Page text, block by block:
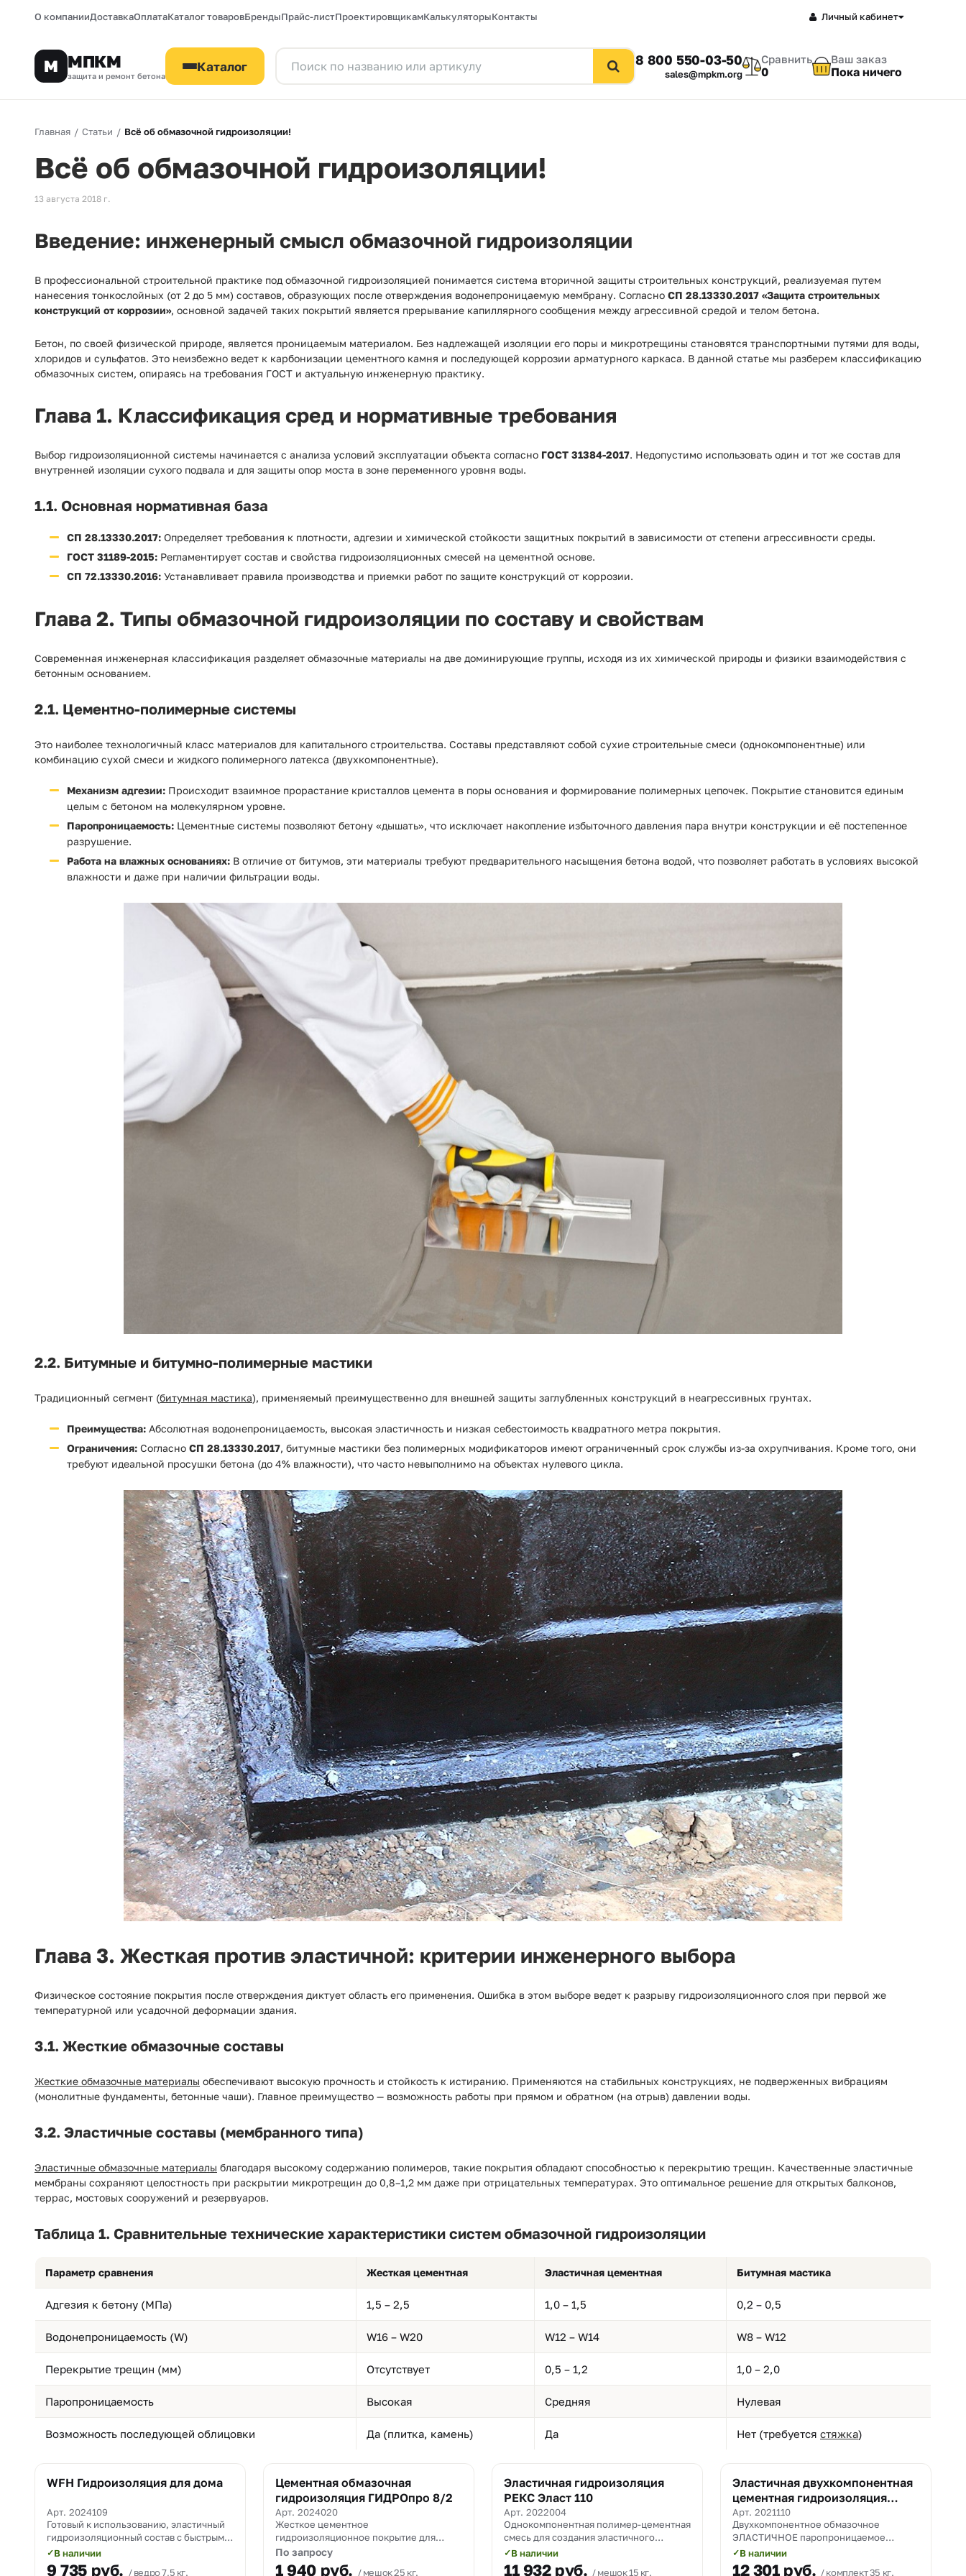
О компанииДоставкаОплатаКаталог товаровБрендыПрайс-листПроектировщикамКалькуляторыКонтакты Личный кабинет
М МПКМ
защита и ремонт бетона
Каталог 8 800 550-03-50
sales@mpkm.org
Сравнить
0
Ваш заказ
Пока ничего
Главная / Статьи / Всё об обмазочной гидроизоляции!
Всё об обмазочной гидроизоляции!
13 августа 2018 г.
Введение: инженерный смысл обмазочной гидроизоляции
В профессиональной строительной практике под обмазочной гидроизоляцией понимается система вторичной защиты строительных конструкций, реализуемая путем
нанесения тонкослойных (от 2 до 5 мм) составов, образующих после отверждения водонепроницаемую мембрану. Согласно СП 28.13330.2017 «Защита строительных
конструкций от коррозии», основной задачей таких покрытий является прерывание капиллярного сообщения между агрессивной средой и телом бетона.
Бетон, по своей физической природе, является проницаемым материалом. Без надлежащей изоляции его поры и микротрещины становятся транспортными путями для воды,
хлоридов и сульфатов. Это неизбежно ведет к карбонизации цементного камня и последующей коррозии арматурного каркаса. В данной статье мы разберем классификацию
обмазочных систем, опираясь на требования ГОСТ и актуальную инженерную практику.
Глава 1. Классификация сред и нормативные требования
Выбор гидроизоляционной системы начинается с анализа условий эксплуатации объекта согласно ГОСТ 31384-2017. Недопустимо использовать один и тот же состав для
внутренней изоляции сухого подвала и для защиты опор моста в зоне переменного уровня воды.
1.1. Основная нормативная база
СП 28.13330.2017: Определяет требования к плотности, адгезии и химической стойкости защитных покрытий в зависимости от степени агрессивности среды.
ГОСТ 31189-2015: Регламентирует состав и свойства гидроизоляционных смесей на цементной основе.
СП 72.13330.2016: Устанавливает правила производства и приемки работ по защите конструкций от коррозии.
Глава 2. Типы обмазочной гидроизоляции по составу и свойствам
Современная инженерная классификация разделяет обмазочные материалы на две доминирующие группы, исходя из их химической природы и физики взаимодействия с
бетонным основанием.
2.1. Цементно-полимерные системы
Это наиболее технологичный класс материалов для капитального строительства. Составы представляют собой сухие строительные смеси (однокомпонентные) или
комбинацию сухой смеси и жидкого полимерного латекса (двухкомпонентные).
Механизм адгезии: Происходит взаимное прорастание кристаллов цемента в поры основания и формирование полимерных цепочек. Покрытие становится единым
целым с бетоном на молекулярном уровне.
Паропроницаемость: Цементные системы позволяют бетону «дышать», что исключает накопление избыточного давления пара внутри конструкции и её постепенное
разрушение.
Работа на влажных основаниях: В отличие от битумов, эти материалы требуют предварительного насыщения бетона водой, что позволяет работать в условиях высокой
влажности и даже при наличии фильтрации воды.
2.2. Битумные и битумно-полимерные мастики
Традиционный сегмент (битумная мастика), применяемый преимущественно для внешней защиты заглубленных конструкций в неагрессивных грунтах.
Преимущества: Абсолютная водонепроницаемость, высокая эластичность и низкая себестоимость квадратного метра покрытия.
Ограничения: Согласно СП 28.13330.2017, битумные мастики без полимерных модификаторов имеют ограниченный срок службы из-за охрупчивания. Кроме того, они
требуют идеальной просушки бетона (до 4% влажности), что часто невыполнимо на объектах нулевого цикла.
Глава 3. Жесткая против эластичной: критерии инженерного выбора
Физическое состояние покрытия после отверждения диктует область его применения. Ошибка в этом выборе ведет к разрыву гидроизоляционного слоя при первой же
температурной или усадочной деформации здания.
3.1. Жесткие обмазочные составы
Жесткие обмазочные материалы обеспечивают высокую прочность и стойкость к истиранию. Применяются на стабильных конструкциях, не подверженных вибрациям
(монолитные фундаменты, бетонные чаши). Главное преимущество — возможность работы при прямом и обратном (на отрыв) давлении воды.
3.2. Эластичные составы (мембранного типа)
Эластичные обмазочные материалы благодаря высокому содержанию полимеров, такие покрытия обладают способностью к перекрытию трещин. Качественные эластичные
мембраны сохраняют целостность при раскрытии микротрещин до 0,8–1,2 мм даже при отрицательных температурах. Это оптимальное решение для открытых балконов,
террас, мостовых сооружений и резервуаров.
Таблица 1. Сравнительные технические характеристики систем обмазочной гидроизоляции
Параметр сравнения Жесткая цементная Эластичная цементная Битумная мастика
Адгезия к бетону (МПа) 1,5 – 2,5 1,0 – 1,5 0,2 – 0,5
Водонепроницаемость (W) W16 – W20 W12 – W14 W8 – W12
Перекрытие трещин (мм) Отсутствует 0,5 – 1,2 1,0 – 2,0
Паропроницаемость Высокая Средняя Нулевая
Возможность последующей облицовки Да (плитка, камень) Да Нет (требуется стяжка)
WFH Гидроизоляция для дома
Арт. 2024109
Готовый к использованию, эластичный
гидроизоляционный состав с быстрым
высыханием для внутренних и
наружных работ.
✓В наличии
9 735 руб. ведро 7,5 кг.
Цементная обмазочная
гидроизоляция ГИДРОпро 8/2
Арт. 2024020
Жесткое цементное
гидроизоляционное покрытие для
защиты бетонных и каменных
конструкций, в том числе
По запросу
1 940 руб. мешок 25 кг.
Эластичная гидроизоляция
РЕКС Эласт 110
Арт. 2022004
Однокомпонентная полимер-цементная
смесь для создания эластичного
гидроизоляционного покрытия
✓В наличии
11 932руб. мешок 15 кг.
Эластичная двухкомпонентная
цементная гидроизоляция
РЕКС ЭЛАСТ 122
Арт. 2021110
Двухкомпонентное обмазочное
ЭЛАСТИЧНОЕ паропроницаемое
гидроизоляционное покрытие на
цементной основе с толщиной
✓В наличии
12 301руб. комплект 35 кг.